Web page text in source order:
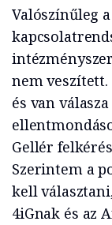
Valószínűleg
nem
és van
Gellér
Szerintem a
kell
4iGnak és az